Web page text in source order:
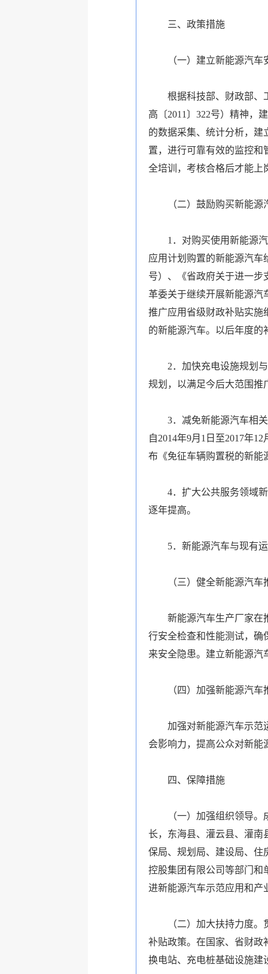
三、政策措施
（一）建立新能源汽车
根据科技部、财政部、工
高〔2011〕322号）精神，
的数据采集、统计分析，建
置，进行可靠有效的监控和
全培训，考核合格后才能上
（二）鼓励购买新能源
1．对购买使用新能源汽
应用计划购置的新能源汽车
号）、《省政府关于进一步
革委关于继续开展新能源汽
推广应用省级财政补贴实施
的新能源汽车。以后年度的
2．加快充电设施规划与
规划，以满足今后大范围推
3．减免新能源汽车相关
自2014年9月1日至2017年
布《免征车辆购置税的新能
4．扩大公共服务领域新
逐年提高。
5．新能源汽车与现有运
（三）健全新能源汽车
新能源汽车生产厂家在推
行安全检查和性能测试，确
来安全隐患。建立新能源汽
（四）加强新能源汽车
加强对新能源汽车示范运
会影响力，提高公众对新能
四、保障措施
（一）加强组织领导。成
长，东海县、灌云县、灌南
保局、规划局、建设局、住
控股集团有限公司等部门和
进新能源汽车示范应用和产
（二）加大扶持力度。贯
补贴政策。在国家、省财政
换电站、充电桩基础设施建